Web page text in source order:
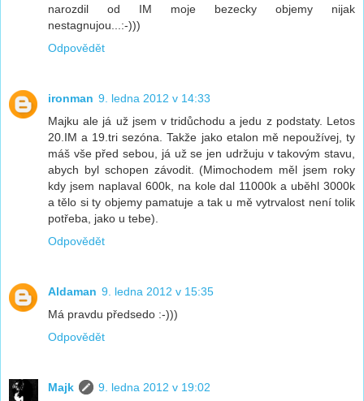
narozdil od IM moje bezecky objemy nijak
nestagnujou...:-)))
Odpovědět
ironman 9. ledna 2012 v 14:33
Majku ale já už jsem v tridůchodu a jedu z podstaty. Letos
20.IM a 19.tri sezóna. Takže jako etalon mě nepoužívej, ty
máš vše před sebou, já už se jen udržuju v takovým stavu,
abych byl schopen závodit. (Mimochodem měl jsem roky
kdy jsem naplaval 600k, na kole dal 11000k a uběhl 3000k
a tělo si ty objemy pamatuje a tak u mě vytrvalost není tolik
potřeba, jako u tebe).
Odpovědět
Aldaman 9. ledna 2012 v 15:35
Má pravdu předsedo :-)))
Odpovědět
Majk
9. ledna 2012 v 19:02